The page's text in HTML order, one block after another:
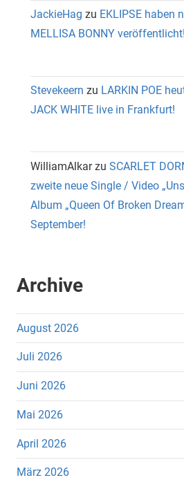
JackieHag zu EKLIPSE haben
MELLISA BONNY veröffentlicht!
Stevekeern zu LARKIN POE
JACK WHITE live in Frankfurt!
WilliamAlkarzu SCARLET
zweite neue Single / Video
Album „Queen Of Broken
September!
Archive
August 2026
Juli 2026
Juni 2026
Mai 2026
April 2026
März 2026